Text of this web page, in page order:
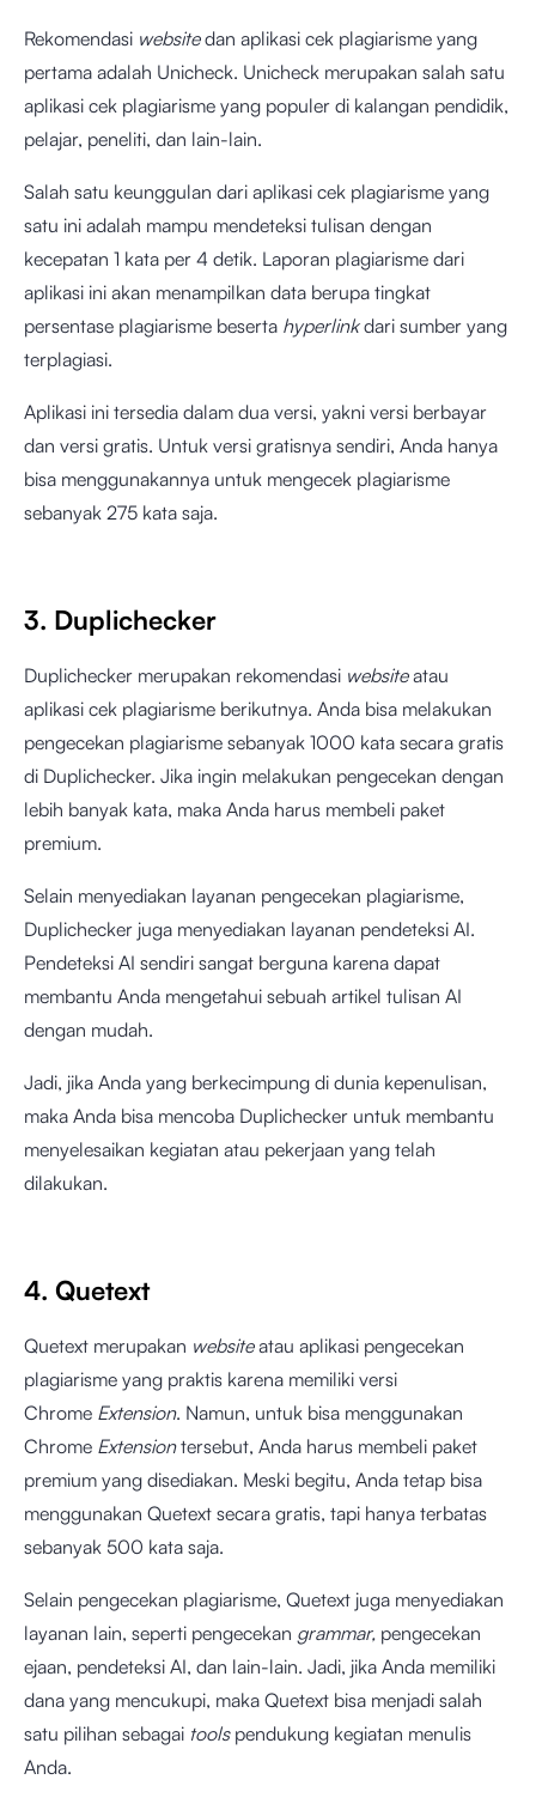
Rekomendasi websitedan aplikasi cek plagiarisme yang
pertama adalah Unicheck. Unicheck merupakan salah satu
aplikasi cek plagiarisme yang populer di kalangan pendidik,
pelajar, peneliti, dan lain-lain.
Salah satu keunggulan dari aplikasi cek plagiarisme yang
satu ini adalah mampu mendeteksi tulisan dengan
kecepatan 1 kata per 4 detik. Laporan plagiarisme dari
aplikasi ini akan menampilkan data berupa tingkat
persentase plagiarisme beserta hyperlinkdari sumber yang
terplagiasi.
Aplikasi ini tersedia dalam dua versi, yakni versi berbayar
dan versi gratis. Untuk versi gratisnya sendiri, Anda hanya
bisa menggunakannya untuk mengecek plagiarisme
sebanyak 275 kata saja.
3. Duplichecker
Duplichecker merupakan rekomendasi websiteatau
aplikasi cek plagiarisme berikutnya. Anda bisa melakukan
pengecekan plagiarisme sebanyak 1000 kata secara gratis
di Duplichecker. Jika ingin melakukan pengecekan dengan
lebih banyak kata, maka Anda harus membeli paket
premium.
Selain menyediakan layanan pengecekan plagiarisme,
Duplichecker juga menyediakan layanan pendeteksi AI.
Pendeteksi AI sendiri sangat berguna karena dapat
membantu Anda mengetahui sebuah artikel tulisan AI
dengan mudah.
Jadi, jika Anda yang berkecimpung di dunia kepenulisan,
maka Anda bisa mencoba Duplichecker untuk membantu
menyelesaikan kegiatan atau pekerjaan yang telah
dilakukan.
4. Quetext
Quetext merupakan websiteatau aplikasi pengecekan
plagiarisme yang praktis karena memiliki versi
Chrome Extension. Namun, untuk bisa menggunakan
Chrome Extensiontersebut, Anda harus membeli paket
premium yang disediakan. Meski begitu, Anda tetap bisa
menggunakan Quetext secara gratis, tapi hanya terbatas
sebanyak 500 kata saja.
Selain pengecekan plagiarisme, Quetext juga menyediakan
layanan lain, seperti pengecekan grammar, pengecekan
ejaan, pendeteksi AI, dan lain-lain. Jadi, jika Anda memiliki
dana yang mencukupi, maka Quetext bisa menjadi salah
satu pilihan sebagai tools pendukung kegiatan menulis
Anda.